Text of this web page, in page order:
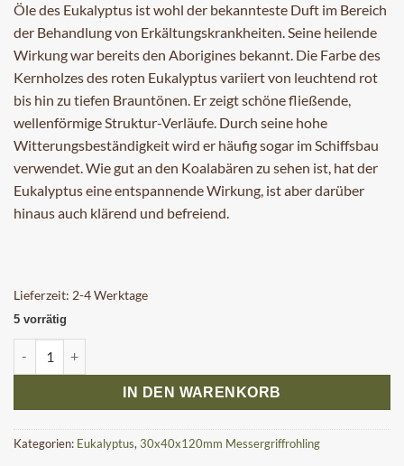
Öle des Eukalyptus ist wohl der bekannteste Duft im Bereich
der Behandlung von Erkältungskrankheiten. Seine heilende
Wirkung war bereits den Aborigines bekannt. Die Farbe des
Kernholzes des roten Eukalyptus variiert von leuchtend rot
bis hin zu tiefen Brauntönen. Er zeigt schöne fließende,
wellenförmige Struktur-Verläufe. Durch seine hohe
Witterungsbeständigkeit wird er häufig sogar im Schiffsbau
verwendet. Wie gut an den Koalabären zu sehen ist, hat der
Eukalyptus eine entspannende Wirkung, ist aber darüber
hinaus auch klärend und befreiend.
Lieferzeit: 2-4 Werktage
5 vorrätig
IN DEN WARENKORB
Kategorien: Eukalyptus, 30x40x120mm Messergriffrohling